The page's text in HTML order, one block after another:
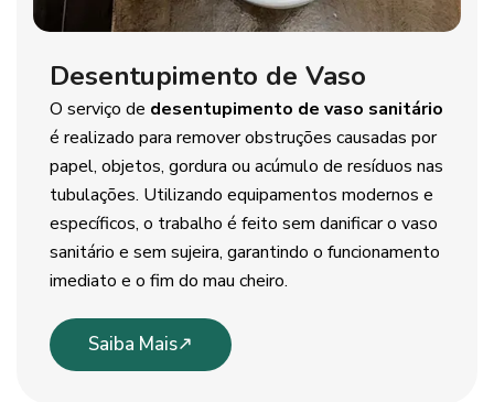
Desentupimento de Vaso
O serviço de desentupimento de vaso sanitário
é realizado para remover obstruções causadas por
papel, objetos, gordura ou acúmulo de resíduos nas
tubulações. Utilizando equipamentos modernos e
específicos, o trabalho é feito sem danificar o vaso
sanitário e sem sujeira, garantindo o funcionamento
imediato e o fim do mau cheiro.
Saiba Mais